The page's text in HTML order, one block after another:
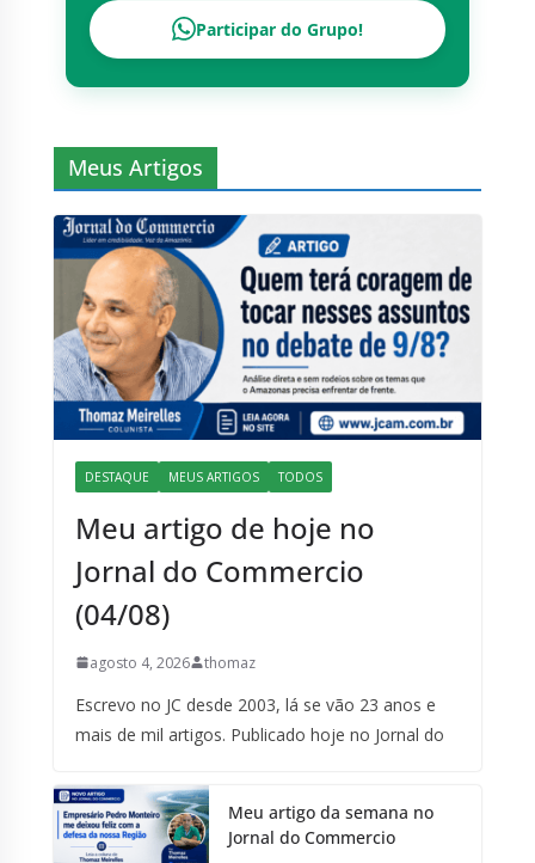
Participar do Grupo!
Meus Artigos
DESTAQUE MEUS ARTIGOS TODOS
Meu artigo de hoje no
Jornal do Commercio
(04/08)
agosto 4, 2026 thomaz
Escrevo no JC desde 2003, lá se vão 23 anos e
mais de mil artigos. Publicado hoje no Jornal do
Meu artigo da semana no
Jornal do Commercio